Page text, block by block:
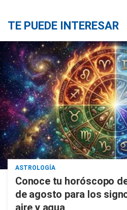
TE PUEDE INTERESAR
ASTROLOGÍA
Conoce tu horóscopo
de agosto para los
aire y agua